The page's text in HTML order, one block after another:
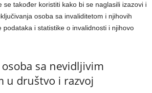
se također koristiti kako bi se naglasili izazovi i
osoba sa invaliditetom i njihovih
podataka i statistike o invalidnosti i njihovo
sa nevidljivim
u društvo i razvoj